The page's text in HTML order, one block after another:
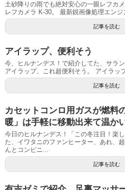
土砂降りの雨でも絶対安心の一眼レフカ
レフカメラ K-30。 最新鋭画像処理エン
記事を読む
アイラップ、便利そう
今、ヒルナンデス！で紹介してた、サラ
アイラップ、これ超便利そう。 アイラッ
記事を読む
カセットコンロ用ガスが燃料
暖」は手軽に移動出来て温か
今日のヒルナンデス！「この冬注目！楽
た、イワタニのファンヒーター、あれ、
んとコンビニ...
記事を読む